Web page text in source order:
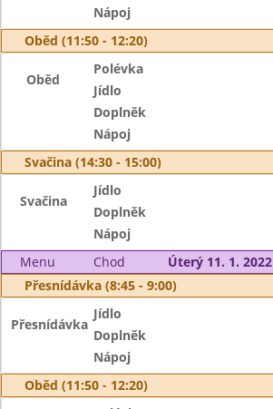
Nápoj
Oběd (11:50 - 12:20)
Oběd
Polévka
Jídlo
Doplněk
Nápoj
Svačina (14:30 - 15:00)
Svačina
Jídlo
Doplněk
Nápoj
Menu
Chod
Úterý 11. 1. 2022
Přesnídávka (8:45 - 9:00)
Přesnídávka
Jídlo
Doplněk
Nápoj
Oběd (11:50 - 12:20)